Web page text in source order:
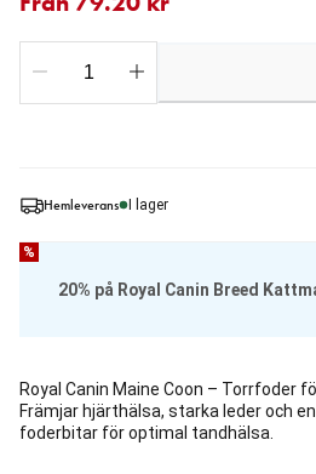
Hemleverans I lager
%
20% på Royal Canin Breed
Royal Canin Maine Coon – Torrfoder
Främjar hjärthälsa, starka leder och
foderbitar för optimal tandhälsa.